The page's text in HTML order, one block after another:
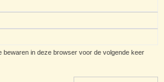
bewaren in deze browser voor de volgende keer